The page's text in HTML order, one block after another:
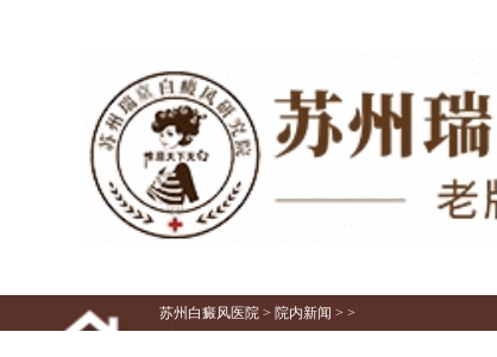
苏州白癜风医院 >院内新闻 > >